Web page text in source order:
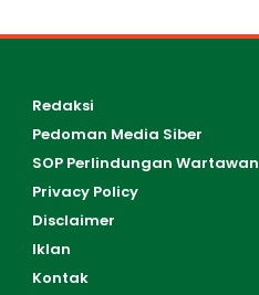
Redaksi
Pedoman Media Siber
SOP Perlindungan Wartawan
Privacy Policy
Disclaimer
Iklan
Kontak